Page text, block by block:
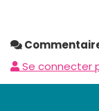
Se connecter